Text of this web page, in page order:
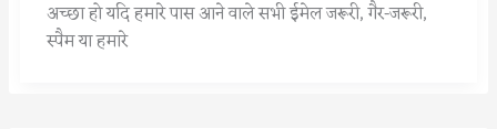
अच्छा हो यदि हमारे पास आने वाले सभी ईमेल जरूरी, गैर-जरूरी,
स्पैम या हमारे